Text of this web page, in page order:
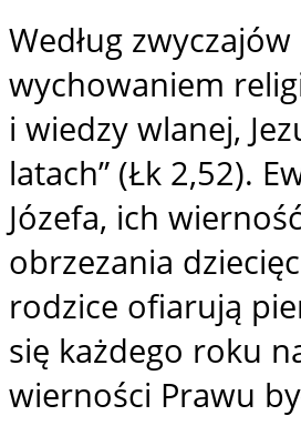
Według
wychowaniem
i wiedzy wlanej,
latach” (Łk 2,52).
Józefa, ich
obrzezania
rodzice ofiarują
się każdego roku
wierności Prawu